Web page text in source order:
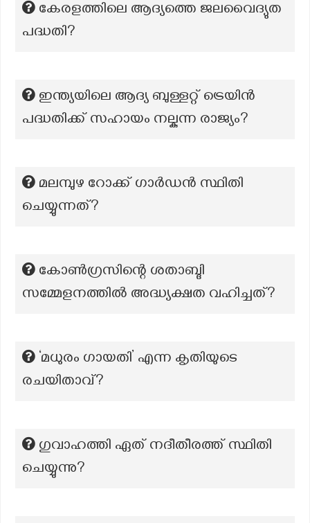
കേരളത്തിലെ ആദ്യത്തെ ജലവൈദ്യുത
പദ്ധതി?
ഇന്ത്യയിലെ ആദ്യ ബുള്ളറ്റ് ട്രെയിൻ
പദ്ധതിക്ക് സഹായം നല്കുന്ന രാജ്യം?
മലമ്പുഴ റോക്ക് ഗാര്‍ഡന്‍ സ്ഥിതി
ചെയ്യുന്നത്?
കോൺഗ്രസിന്റെ ശതാബ്ദി
സമ്മേളനത്തിൽ അദ്ധ്യക്ഷത വഹിച്ചത്?
‘മധുരം ഗായതി’ എന്ന കൃതിയുടെ
രചയിതാവ്?
ഗുവാഹത്തി ഏത് നദീതീരത്ത് സ്ഥിതി
ചെയ്യുന്നു?